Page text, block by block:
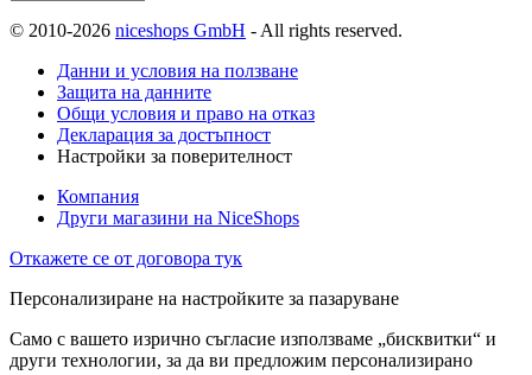
© 2010-2026 niceshops GmbH - All rights reserved.
Данни и условия на ползване
Защита на данните
Общи условия и право на отказ
Декларация за достъпност
Настройки за поверителност
Компания
Други магазини на NiceShops
Откажете се от договора тук
Персонализиране на настройките за пазаруване
Само с вашето изрично съгласие използваме „бисквитки“ и
други технологии, за да ви предложим персонализирано